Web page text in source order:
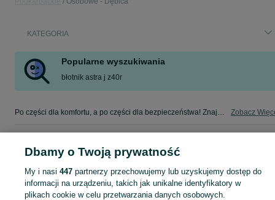
KATEGORIA
Popularne wyszukiwania
błotnik astra j z40r
Po części dla komfortu, a po części dla bezpieczeństwa! Znajdź coś dla swojego auta w kategorii Osobowe na OLX - Dębica i okolice! Zobacz
Mapa miejscowości
Mapa ministron
Popularne wyszukiwania
Dbamy o Twoją prywatność
My i nasi 447partnerzy przechowujemy lub uzyskujemy dostęp do
informacji na urządzeniu, takich jak unikalne identyfikatory w
plikach cookie w celu przetwarzania danych osobowych.